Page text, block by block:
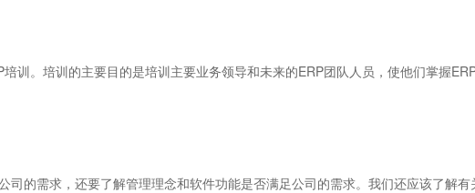
。培训的主要目的是培训主要业务领导和未来的ERP团队人员，使他们掌握
的需求，还要了解管理理念和软件功能是否满足公司的需求。我们还应该了解有